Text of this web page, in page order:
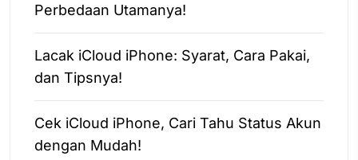
Perbedaan Utamanya!
Lacak iCloud iPhone: Syarat, Cara Pakai,
dan Tipsnya!
Cek iCloud iPhone, Cari Tahu Status Akun
dengan Mudah!